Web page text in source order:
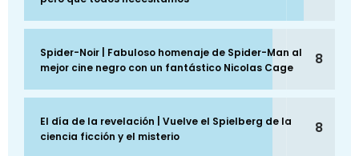
Spider-Noir | Fabuloso homenaje de Spider-Man al
mejor cine negro con un fantástico Nicolas Cage
8
El día de la revelación | Vuelve el Spielberg de la
ciencia ficción y el misterio
8